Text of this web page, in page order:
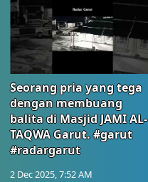
Seorang pria yang tega
dengan membuang
balita di Masjid JAMI AL-
TAQWA Garut. #garut
#radargarut
2 Dec 2025, 7:52 AM